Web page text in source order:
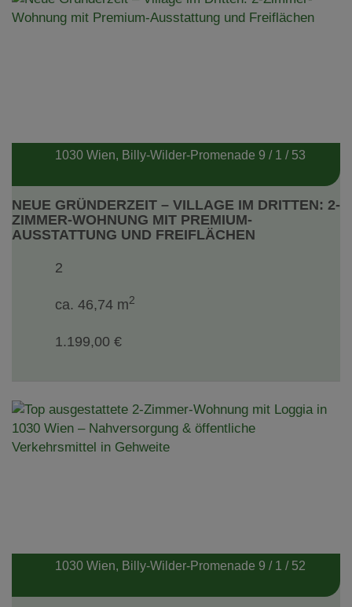
NEUE GRÜNDERZEIT – VILLAGE IM DRITTEN: 2-
ZIMMER-WOHNUNG MIT PREMIUM-
AUSSTATTUNG UND FREIFLÄCHEN
1030 Wien, Billy-Wilder-Promenade 9 / 1 / 53
2
ca. 46,74 m2
1.199,00 €
1030 Wien, Billy-Wilder-Promenade 9 / 1 / 52